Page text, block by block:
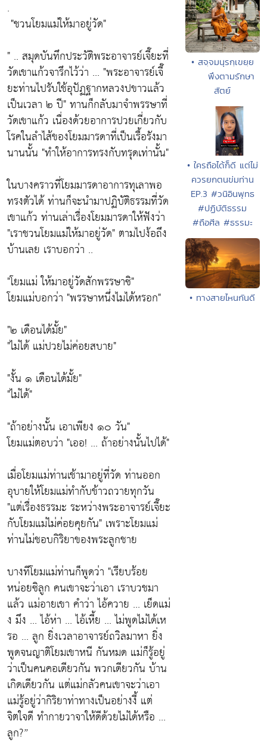
.
"ชวนโยมแม่ให้มาอยู่วัด"
" .. สมุดบันทึกประวัติพระอาจารย์เจี๊ยะที่
วัดเขาแก้วจารึกไว้ว่า ... "พระอาจารย์เจี๊
ยะท่านไปรับใช้อุปัฏฐากหลวงปขาวแล้ว
เป็นเวลา ๒ ปี"ทานก็กลับมาจำพรรษาที่
วัดเขาแก้ว เนื่องด้วยอาการปวยเกี่ยวกับ
โรคในลำไส้ของโยมมารดาที่เป็นเรื้อรังมา
นานนั้น "ทำให้อาการทรงกับทรุดเท่านั้น"
ในบางคราวที่โยมมารดาอาการทุเลาพอ
ทรงตัวได้ ท่านก็จะนำมาปฏิบัติธรรมที่วัด
เขาแก้ว ท่านเล่าเรื่องโยมมารดาให้ฟังว่า
"เราชวนโยมแม่ให้มาอยู่วัด"ตามไปง้อถึง
บ้านเลย เราบอกว่า ..
"โยมแม่ ให้มาอยู่วัดสักพรรษาซิ"
โยมแม่บอกว่า "พรรษาหนึ่งไมได้หรอก"
"๒ เดือนได้มั้ย"
"ไม่ได้ แม่ปวยไม่ค่อยสบาย"
"งั้น ๑ เดือนได้มั้ย"
"ไม่ได้"
"ถ้าอย่างนั้น เอาเพียง ๑๐ วัน"
โยมแม่ตอบว่า "เออ! ... ถ้าอย่างนั้นไปได้"
เมื่อโยมแม่ท่านเช้ามาอยู่ที่วัด ท่านออก
อุบายให้โยมแม่ทำกับข้าวถวายทุกวัน
"แต่เรื่องธรรมะ ระหว่างพระอาจารย์เจี๊ยะ
กับโยมแม่ไม่ค่อยคุยกัน" เพราะโยมแม่
ท่านไม่ชอบกิริยาของพระลูกชาย
บางทีโยมแม่ท่านก็พูดว่า "เรียบร้อย
หน่อยซิลูก คนเขาจะว่าเอา เราบวชมา
แล้ว แม่อายเขา คำว่า ไอ้ควาย ... เย็ดแม่
ง มึง ... ไอ้ห่า ... ไอ้เหี้ย ... ไม่พูดไม่ได้เห
รอ ... ลูก ยิ่งเวลาอาจารย์ถวิลมาหา ยิ่ง
พูดจนญาติโยมเขาหนี กันหมด แม่ก็รู้อยู่
ว่าเป็นคนคอเดียวกัน พวกเดียวกัน บ้าน
เกิดเดียวกัน แต่แม่กลัวคนเขาจะว่าเอา
แม่รู้อยู่ว่ากิริยาท่าทางเป็นอย่างงี้ แต่
จิตใจดี ทำกายวาจาให้ดีด้วยไม่ได้หรือ ...
ลูก?”
• สจฺจมนุรกฺเขยฺย
พึงตามรักษา
สัตย์
• ใครถือได้ก็ดี แต่ไม่
ควรยกตนข่มท่าน
EP.3 #วนิอินพุทธ
#ปฏิบัติธรรม
#ถือศีล #ธรรมะ
• ทางสายไหนกันดี